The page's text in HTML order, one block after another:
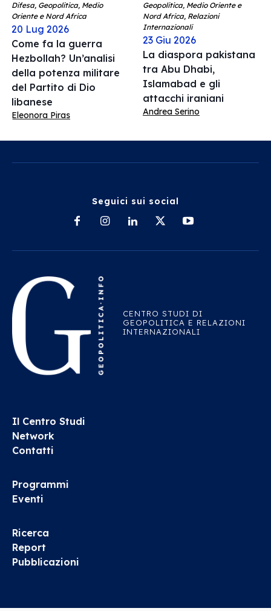
Difesa, Geopolitica, Medio
Oriente e Nord Africa
20 Lug 2026
Come fa la guerra
Hezbollah? Un’analisi
della potenza militare
del Partito di Dio
libanese
Eleonora Piras
Geopolitica, Medio Oriente e
Nord Africa, Relazioni
Internazionali
23 Giu 2026
La diaspora pakistana
tra Abu Dhabi,
Islamabad e gli
attacchi iraniani
Andrea Serino
Seguici sui social
CENTRO STUDI DI
GEOPOLITICA E RELAZIONI
INTERNAZIONALI
Il Centro Studi
Network
Contatti
Programmi
Eventi
Ricerca
Report
Pubblicazioni